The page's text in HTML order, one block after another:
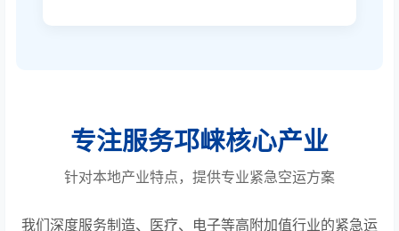
专注服务邛崃核心产业
针对本地产业特点，提供专业紧急空运方案
我们深度服务制造、医疗、电子等高附加值行业的紧急运